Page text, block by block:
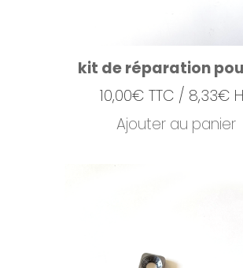
kit de réparation
10,00€ TTC / 8,33€
Ajouter au panier